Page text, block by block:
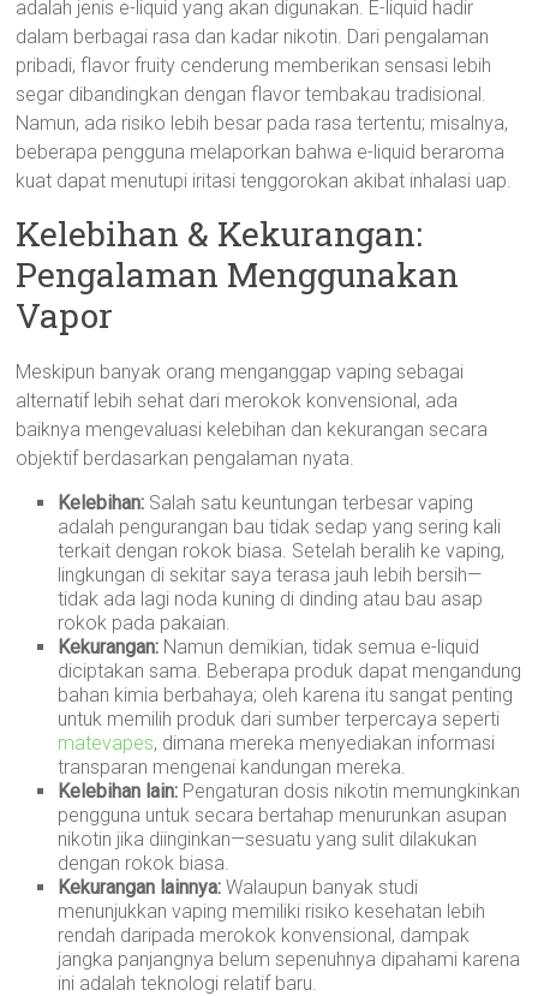
adalah jenis e-liquid yang akan digunakan. E-liquid hadir
dalam berbagai rasa dan kadar nikotin. Dari pengalaman
pribadi, flavor fruity cenderung memberikan sensasi lebih
segar dibandingkan dengan flavor tembakau tradisional.
Namun, ada risiko lebih besar pada rasa tertentu; misalnya,
beberapa pengguna melaporkan bahwa e-liquid beraroma
kuat dapat menutupi iritasi tenggorokan akibat inhalasi uap.
Kelebihan & Kekurangan:
Pengalaman Menggunakan
Vapor
Meskipun banyak orang menganggap vaping sebagai
alternatif lebih sehat dari merokok konvensional, ada
baiknya mengevaluasi kelebihan dan kekurangan secara
objektif berdasarkan pengalaman nyata.
Kelebihan: Salah satu keuntungan terbesar vaping
adalah pengurangan bau tidak sedap yang sering kali
terkait dengan rokok biasa. Setelah beralih ke vaping,
lingkungan di sekitar saya terasa jauh lebih bersih—
tidak ada lagi noda kuning di dinding atau bau asap
rokok pada pakaian.
Kekurangan: Namun demikian, tidak semua e-liquid
diciptakan sama. Beberapa produk dapat mengandung
bahan kimia berbahaya; oleh karena itu sangat penting
untuk memilih produk dari sumber terpercaya seperti
matevapes, dimana mereka menyediakan informasi
transparan mengenai kandungan mereka.
Kelebihan lain: Pengaturan dosis nikotin memungkinkan
pengguna untuk secara bertahap menurunkan asupan
nikotin jika diinginkan—sesuatu yang sulit dilakukan
dengan rokok biasa.
Kekurangan lainnya: Walaupun banyak studi
menunjukkan vaping memiliki risiko kesehatan lebih
rendah daripada merokok konvensional, dampak
jangka panjangnya belum sepenuhnya dipahami karena
ini adalah teknologi relatif baru.